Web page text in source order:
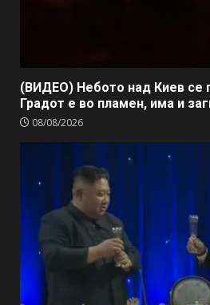
(ВИДЕО) Небото над Киев се
Градот е во пламен, има и
08/08/2026